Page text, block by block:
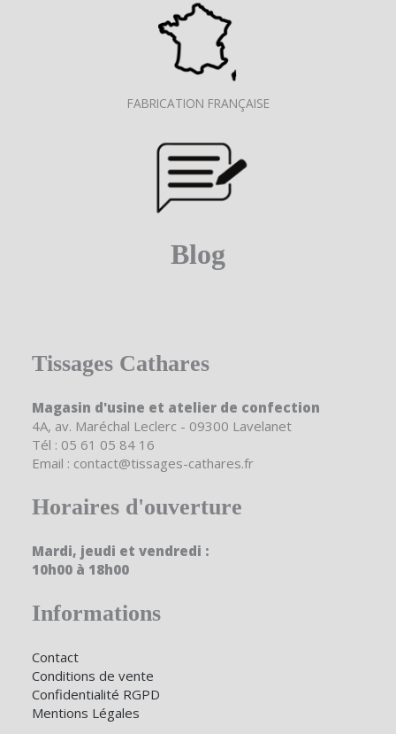
FABRICATION FRANÇAISE
Blog
Tissages Cathares
Magasin d'usine et atelier de confection
4A, av. Maréchal Leclerc - 09300 Lavelanet
Tél : 05 61 05 84 16
Email : contact@tissages-cathares.fr
Horaires d'ouverture
Mardi, jeudi et vendredi :
10h00 à 18h00
Informations
Contact
Conditions de vente
Confidentialité RGPD
Mentions Légales